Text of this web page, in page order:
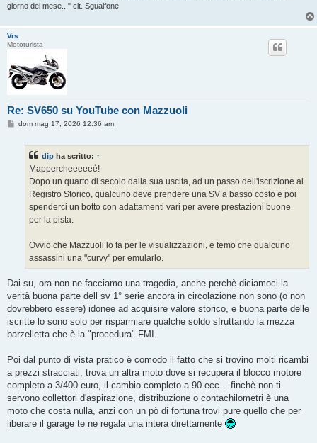
giorno del mese..." cit. Sgualfone
Vrs
Mototurista
Re: SV650 su YouTube con Mazzuoli
Mdom mag 17, 2026 12:36 am
dip ha scritto: ↑
Mappercheeeeeé!
Dopo un quarto di secolo dalla sua uscita, ad un passo dell'iscrizione al
Registro Storico, qualcuno deve prendere una SV a basso costo e poi
spenderci un botto con adattamenti vari per avere prestazioni buone
per la pista.
Ovvio che Mazzuoli lo fa per le visualizzazioni, e temo che qualcuno
assassini una "curvy" per emularlo.
Dai su, ora non ne facciamo una tragedia, anche perchè diciamoci la
verità buona parte dell sv 1° serie ancora in circolazione non sono (o non
dovrebbero essere) idonee ad acquisire valore storico, e buona parte delle
iscritte lo sono solo per risparmiare qualche soldo sfruttando la mezza
barzelletta che è la "procedura" FMI.
Poi dal punto di vista pratico è comodo il fatto che si trovino molti ricambi
a prezzi stracciati, trova un altra moto dove si recupera il blocco motore
completo a 3/400 euro, il cambio completo a 90 ecc... finchè non ti
servono collettori d'aspirazione, distribuzione o contachilometri è una
moto che costa nulla, anzi con un pò di fortuna trovi pure quello che per
liberare il garage te ne regala una intera direttamente